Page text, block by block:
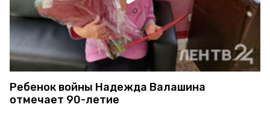
Ребенок войны Надежда Валашина
отмечает 90-летие